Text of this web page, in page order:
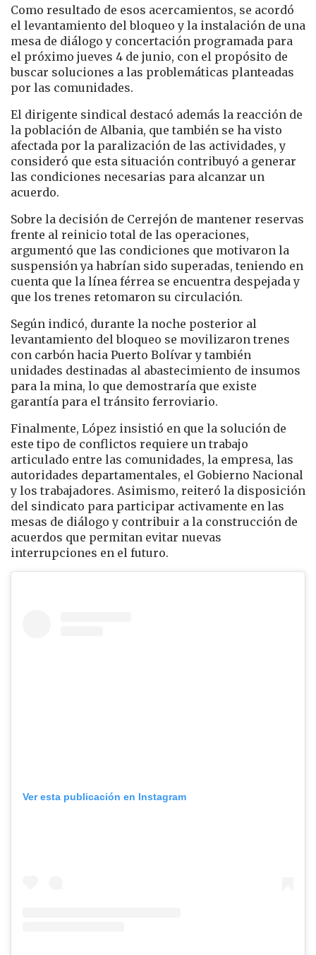
Como resultado de esos acercamientos, se acordó
el levantamiento del bloqueo y la instalación de una
mesa de diálogo y concertación programada para
el próximo jueves 4 de junio, con el propósito de
buscar soluciones a las problemáticas planteadas
por las comunidades.
El dirigente sindical destacó además la reacción de
la población de Albania, que también se ha visto
afectada por la paralización de las actividades, y
consideró que esta situación contribuyó a generar
las condiciones necesarias para alcanzar un
acuerdo.
Sobre la decisión de Cerrejón de mantener reservas
frente al reinicio total de las operaciones,
argumentó que las condiciones que motivaron la
suspensión ya habrían sido superadas, teniendo en
cuenta que la línea férrea se encuentra despejada y
que los trenes retomaron su circulación.
Según indicó, durante la noche posterior al
levantamiento del bloqueo se movilizaron trenes
con carbón hacia Puerto Bolívar y también
unidades destinadas al abastecimiento de insumos
para la mina, lo que demostraría que existe
garantía para el tránsito ferroviario.
Finalmente, López insistió en que la solución de
este tipo de conflictos requiere un trabajo
articulado entre las comunidades, la empresa, las
autoridades departamentales, el Gobierno Nacional
y los trabajadores. Asimismo, reiteró la disposición
del sindicato para participar activamente en las
mesas de diálogo y contribuir a la construcción de
acuerdos que permitan evitar nuevas
interrupciones en el futuro.
Ver esta publicación en Instagram